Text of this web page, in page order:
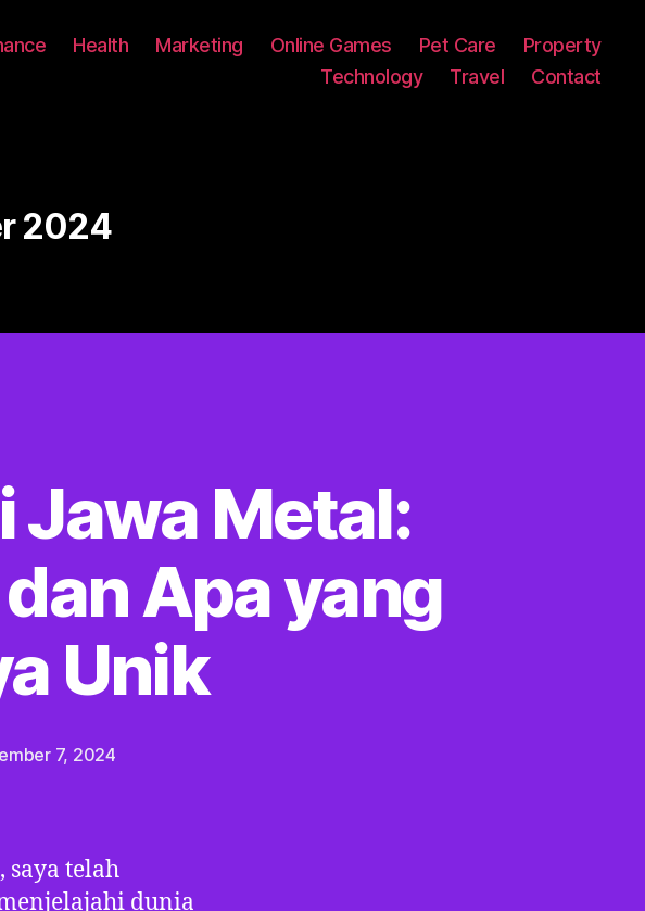
Health Marketing Online Games Pet Care
Property
Technology
Travel Contact
2024
Jawa Metal:
Apa yang
Unik
7, 2024
saya telah
dunia